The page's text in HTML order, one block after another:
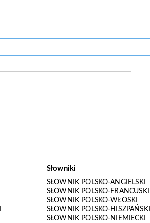
Słowniki
SŁOWNIK POLSKO-ANGIELSKI
SŁOWNIK POLSKO-FRANCUSKI
SŁOWNIK POLSKO-WŁOSKI
SŁOWNIK POLSKO-HISZPAŃSKI
SŁOWNIK POLSKO-NIEMIECKI